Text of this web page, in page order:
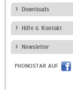
Downloads
Hilfe & Kontakt
Newsletter
PHONOSTAR AUF